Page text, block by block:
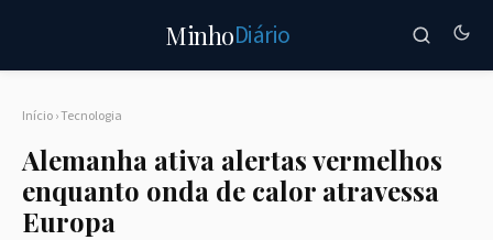
MinhoDiário
Início›Tecnologia
Alemanha ativa alertas vermelhos
enquanto onda de calor atravessa
Europa